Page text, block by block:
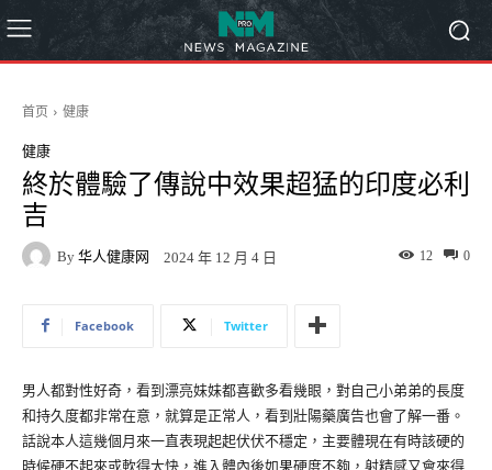
首页 健康
健康
終於體驗了傳說中效果超猛的印度必利
吉
By 华人健康网 2024 年 12 月 4 日 0
12
Facebook Twitter
男人都對性好奇，看到漂亮妹妹都喜歡多看幾眼，對自己小弟弟的長度
和持久度都非常在意，就算是正常人，看到壯陽藥廣告也會了解一番。
話說本人這幾個月來一直表現起起伏伏不穩定，主要體現在有時該硬的
時候硬不起來或軟得太快，進入體內後如果硬度不夠，射精感又會來得